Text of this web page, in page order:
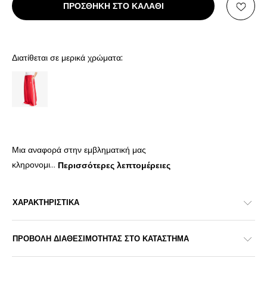
ΠΡΟΣΘΗΚΗ ΣΤΟ ΚΑΛΑΘΙ
Διατίθεται σε μερικά χρώματα:
Μια αναφορά στην εμβληματική μας
κληρονομι... Περισσότερες λεπτομέρειες
ΧΑΡΑΚΤΗΡΙΣΤΙΚΑ
ΠΡΟΒΟΛΗ ΔΙΑΘΕΣΙΜΟΤΗΤΑΣ ΣΤΟ ΚΑΤΑΣΤΗΜΑ